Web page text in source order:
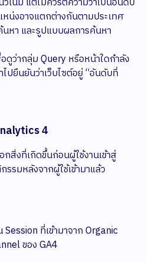
หน่งอาจแตกต่างกันตามประเทศ
หา และรูปแบบผลการค้นหา
ดูว่ากลุ่ม Query หรือหน้าใดกำลัง
ปยืนยันว่าเว็บไซต์อยู่ “อันดับที่
4
สิ่งที่เกิดขึ้นก่อนผู้ใช้งานเข้าสู่
รมหลังจากผู้ใช้เข้ามาแล้ว
ที่เข้ามาจาก Organic
ของ GA4